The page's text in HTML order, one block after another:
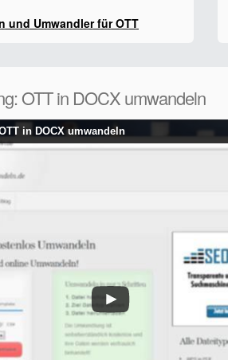
und Umwandler für OTT
OTT in DOCX umwandeln
in DOCX umwandeln